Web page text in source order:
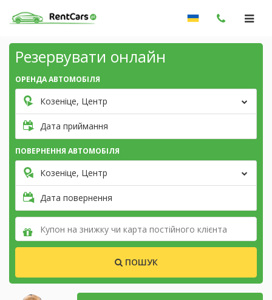
Резервувати онлайн
ОРЕНДА АВТОМОБІЛЯ
Козеніце, Центр
Дата приймання
ПОВЕРНЕННЯ АВТОМОБІЛЯ
Козеніце, Центр
Дата повернення
ПОШУК